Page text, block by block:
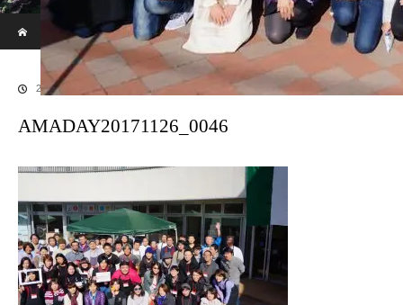
ブログ
AMADAY20171126_0046
2018.03.16
AMADAY20171126_0046